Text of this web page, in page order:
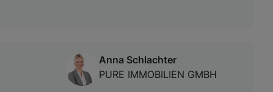
Anna Schlachter
PURE IMMOBILIEN GMBH